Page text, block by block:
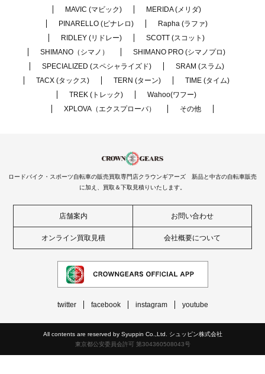
MAVIC (マビック)
MERIDA (メリダ)
PINARELLO (ピナレロ)
Rapha (ラファ)
RIDLEY (リドレー)
SCOTT (スコット)
SHIMANO（シマノ）
SHIMANO PRO (シマノプロ)
SPECIALIZED (スペシャライズド)
SRAM (スラム)
TACX (タックス)
TERN (ターン)
TIME (タイム)
TREK (トレック)
Wahoo(ワフー)
XPLOVA（エクスプローバ）
その他
ロードバイク・スポーツ自転車の販売買取専門店クラウンギアーズ 新品と中古の自転車販売
に加え、買取＆下取見積りいたします。
店舗案内 お問い合わせ
オンライン買取見積 会社概要について
twitter facebook instagram youtube
All contents are reserved by Syuppin Co.,Ltd. シュッピン株式会社
東京都公安委員会許可 第304360508043号